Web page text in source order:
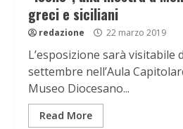
greci e siciliani
redazione 22 marzo 2019
L’esposizione sarà visitabile
settembre nell’Aula
Museo Diocesano...
Read More